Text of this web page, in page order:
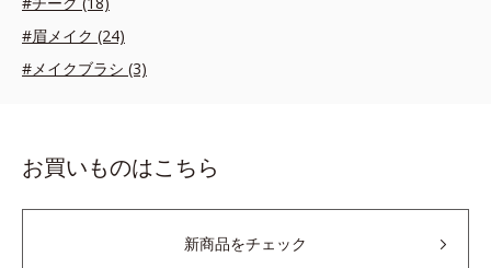
#眉メイク (24)
#メイクブラシ (3)
お買いものはこちら
新商品をチェック